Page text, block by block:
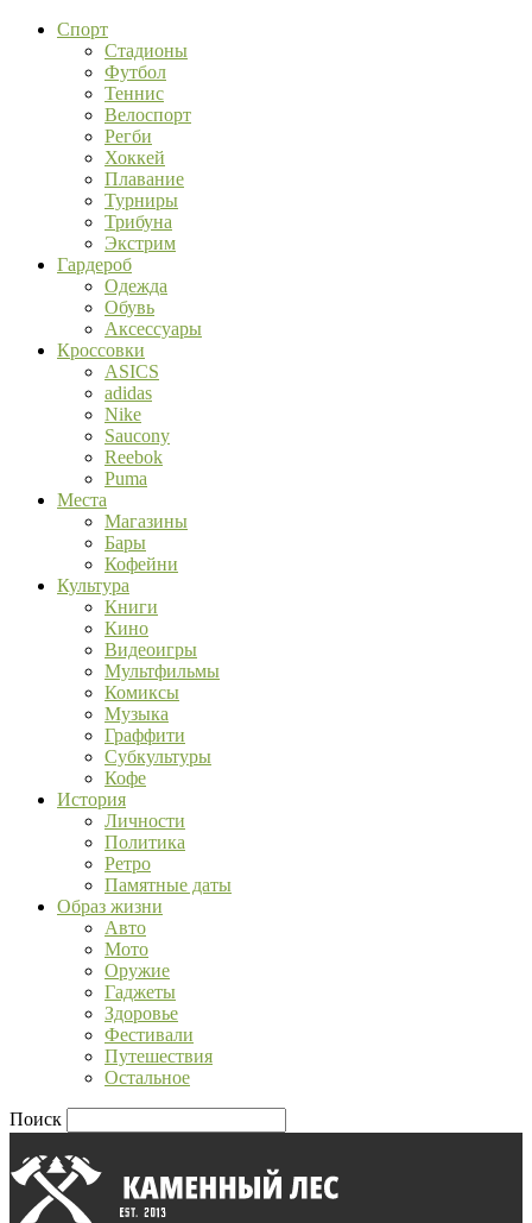
Спорт
Стадионы
Футбол
Теннис
Велоспорт
Регби
Хоккей
Плавание
Турниры
Трибуна
Экстрим
Гардероб
Одежда
Обувь
Аксессуары
Кроссовки
ASICS
adidas
Nike
Saucony
Reebok
Puma
Места
Магазины
Бары
Кофейни
Культура
Книги
Кино
Видеоигры
Мультфильмы
Комиксы
Музыка
Граффити
Субкультуры
Кофе
История
Личности
Политика
Ретро
Памятные даты
Образ жизни
Авто
Мото
Оружие
Гаджеты
Здоровье
Фестивали
Путешествия
Остальное
Поиск